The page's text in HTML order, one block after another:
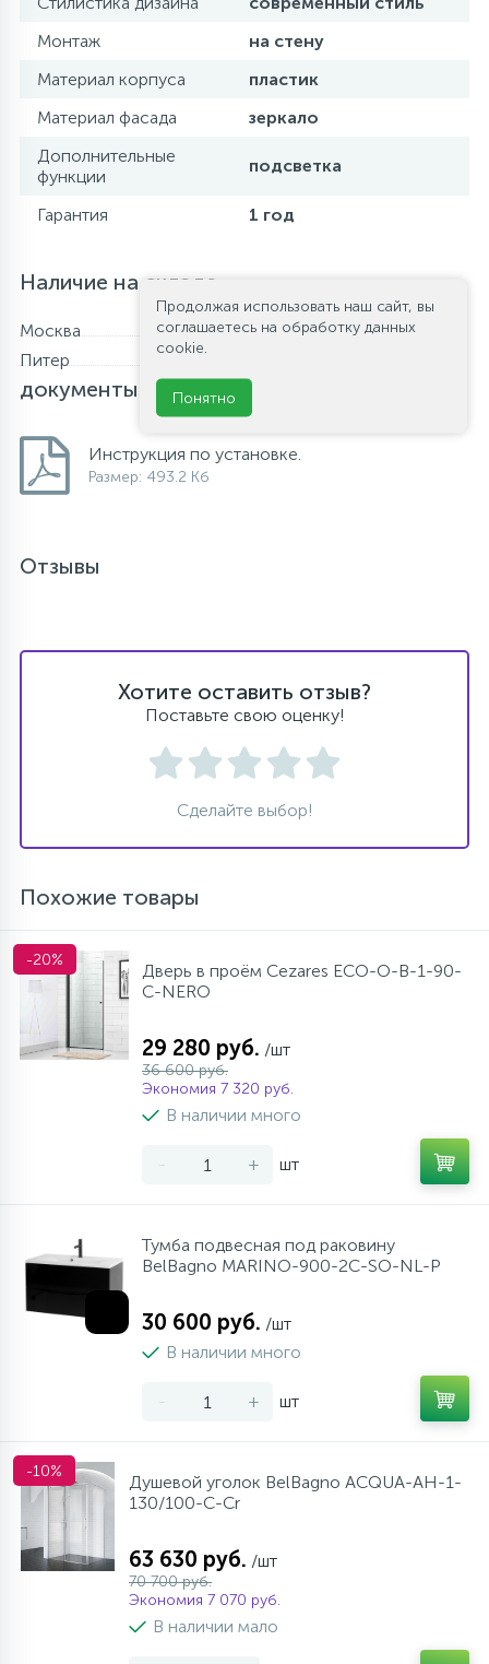
Монтаж
на стену
Материал корпуса
пластик
Материал фасада
зеркало
Дополнительные
функции
подсветка
Гарантия 1 год
Наличие на складе
Москва
В наличии
Питер
документы
Инструкция по установке.
Размер: 493.2 Кб
Отзывы
Хотите оставить отзыв?
Поставьте свою оценку!
Сделайте выбор!
Похожие товары
-20%
Дверь в проём Cezares ECO-O-B-1-90-
C-NERO
29 280 руб. /шт
36 600 руб.
Экономия 7 320 руб.
В наличии много
- + шт
Тумба подвесная под раковину
BelBagno MARINO-900-2C-SO-NL-P
30 600 руб. /шт
В наличии много
- + шт
-10%
Душевой уголок BelBagno ACQUA-AH-1-
130/100-C-Cr
63 630 руб. /шт
70 700 руб.
Экономия 7 070 руб.
В наличии мало
Продолжая использовать наш сайт, вы
соглашаетесь на обработку данных
cookie.
Понятно